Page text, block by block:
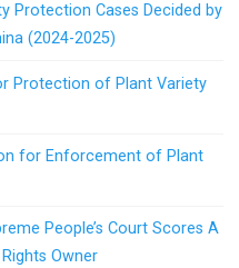
Protection Cases Decided by
(2024-2025)
Protection of Plant Variety
for Enforcement of Plant
People’s Court Scores A
Owner